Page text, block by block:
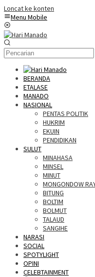
Loncat ke konten
Menu Mobile
BERANDA
ETALASE
MANADO
NASIONAL
PENTAS POLITIK
HUKRIM
EKUIN
PENDIDIKAN
SULUT
MINAHASA
MINSEL
MINUT
MONGONDOW
BITUNG
BOLTIM
BOLMUT
TALAUD
SANGIHE
NARASI
SOCIAL
SPOTYLIGHT
OPINI
CELEBTAINMENT